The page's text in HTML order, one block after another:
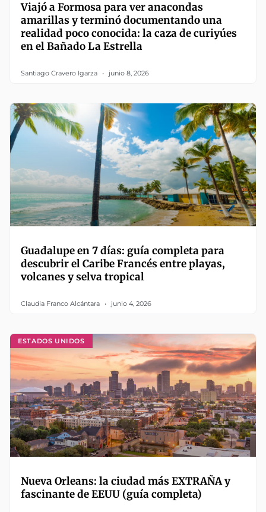
Viajó a Formosa para ver anacondas
amarillas y terminó documentando una
realidad poco conocida: la caza de curiyúes
en el Bañado La Estrella
Santiago Cravero Igarza junio 8, 2026
Guadalupe en 7 días: guía completa para
descubrir el Caribe Francés entre playas,
volcanes y selva tropical
Claudia Franco Alcántara junio 4, 2026
ESTADOS UNIDOS
Nueva Orleans: la ciudad más EXTRAÑA y
fascinante de EEUU (guía completa)